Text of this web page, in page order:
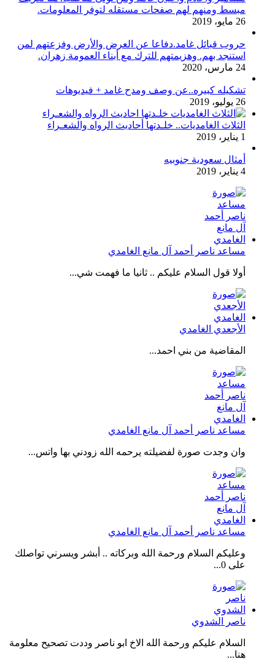
مبسط ومنهم لهم صفحات مستقله لتوفر المعلومات.
26 مايو، 2019
حروب قبائل غامد.دفاعا عن العرض والأرض وفزعتهم لمن
استنجد بهم. وهزيمتهم للترك مع أبناء العمومة زهران.
24 مارس، 2020
تشكيله كبيره..عن وصف ومدح غامد + فيديوهات
26 يوليو، 2019
الثلاث الغامديات.. خلـدتها أحاديث الرواه والشعـراء
1 يناير، 2019
أمثال سعودية جنوبيه
4 يناير، 2019
مساعد ناصر أحمد آل مانع الغامدي
أولا قول السلام عليكم .. ثانيا ما فهمت شي...
الأجعدي الغامدي
المقاضية من بني احمد...
مساعد ناصر أحمد آل مانع الغامدي
وان وجدت صورة لفضيلته يرحمه الله زودني بها واتس...
مساعد ناصر أحمد آل مانع الغامدي
وعليكم السلام ورحمة الله وبركاته .. أبشر ويسرني تواصلك
على 0...
ناصر الشدوي
السلام عليكم ورحمة الله الاخ ابو ناصر وددت تصحيح معلومة
هنا...